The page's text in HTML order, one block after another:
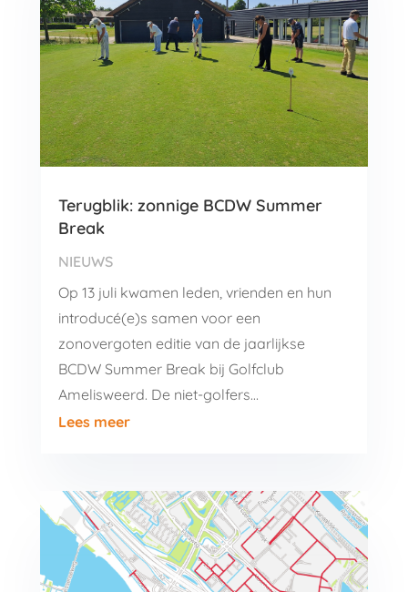
Terugblik: zonnige BCDW Summer
Break
NIEUWS
Op 13 juli kwamen leden, vrienden en hun
introducé(e)s samen voor een
zonovergoten editie van de jaarlijkse
BCDW Summer Break bij Golfclub
Amelisweerd. De niet-golfers…
Lees meer